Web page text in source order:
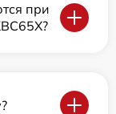
при